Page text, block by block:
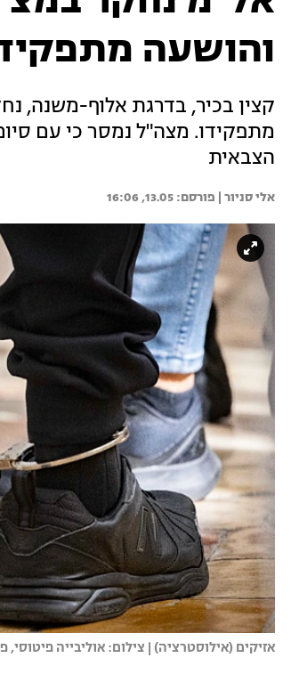
והושעה
קצין בכיר, בדרגת אלוף-משנה,
מתפקידו. מצה"ל נמסר כי עם
הצבאית
אלי סניור | 13.05, 16:06
אזיקים (אילוסטרציה) | צילום: אוליבייה פיטוסי,